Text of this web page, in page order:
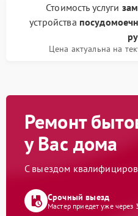
Стоимость услуги
устройства
Цена актуальна на
Ремонт
у Вас дома
С выездом
Срочный выезд
Мастер приедет уже через